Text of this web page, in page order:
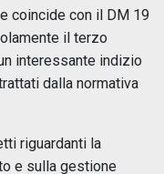
coincide con il DM 19
il terzo
interessante indizio
dalla normativa
riguardanti la
e sulla gestione